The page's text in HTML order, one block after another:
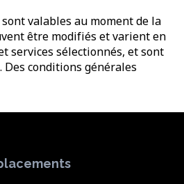
valables au moment de la
être modifiés et varient en
services sélectionnés, et sont
conditions générales